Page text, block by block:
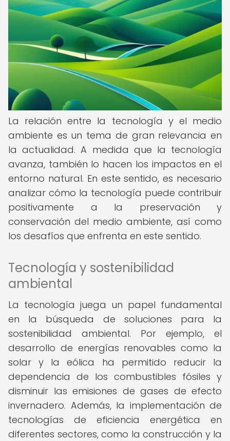
La relación entre la tecnología y el medio
ambiente es un tema de gran relevancia en
la actualidad. A medida que la tecnología
avanza, también lo hacen los impactos en el
entorno natural. En este sentido, es necesario
analizar cómo la tecnología puede contribuir
positivamente a la preservación y
conservación del medio ambiente, así como
los desafíos que enfrenta en este sentido.
Tecnología y sostenibilidad
ambiental
La tecnología juega un papel fundamental
en la búsqueda de soluciones para la
sostenibilidad ambiental. Por ejemplo, el
desarrollo de energías renovables como la
solar y la eólica ha permitido reducir la
dependencia de los combustibles fósiles y
disminuir las emisiones de gases de efecto
invernadero. Además, la implementación de
tecnologías de eficiencia energética en
diferentes sectores, como la construcción y la